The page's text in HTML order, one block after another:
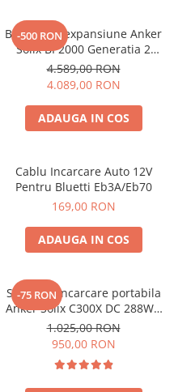
-500 RON
Baterie de expansiune Anker
Solix BP2000 Generatia 2
pentru Anker Solix C2000 Gen
2, 2048Wh
4.589,00 RON
4.089,00 RON
ADAUGA IN COS
Cablu Incarcare Auto 12V
Pentru Bluetti Eb3A/Eb70
169,00 RON
ADAUGA IN COS
-75 RON
Statie de incarcare portabila
Anker Solix C300X DC 288Wh
300W
1.025,00 RON
950,00 RON